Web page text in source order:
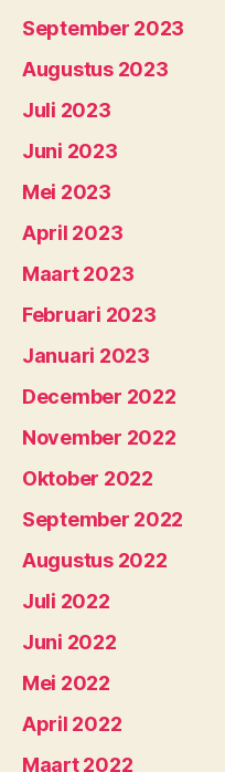
September 2023
Augustus 2023
Juli 2023
Juni 2023
Mei 2023
April 2023
Maart 2023
Februari 2023
Januari 2023
December 2022
November 2022
Oktober 2022
September 2022
Augustus 2022
Juli 2022
Juni 2022
Mei 2022
April 2022
Maart 2022